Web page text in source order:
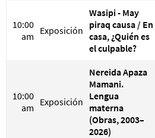
10:00
am Exposición
Wasipi - May
piraq causa / En
casa, ¿Quién es
el culpable?
10:00
am Exposición
Nereida Apaza
Mamani.
Lengua
materna
(Obras, 2003–
2026)